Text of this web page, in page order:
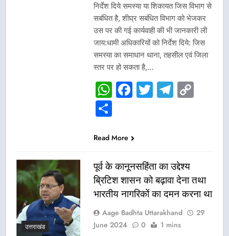
निर्देश दिये समस्या या शिकायत जिस विभाग से
सबंधित है, शीघ्र सबंधित विभाग को भेजकर
उस पर की गई कार्यवाही की भी जानकारी ली
जाय:धामी अधिकारियों को निर्देश दिये: जिस
समस्या का समाधान थाना, तहसील एवं जिला
स्तर पर हो सकता है,…
WhatsApp
Facebook
Twitter
Share
Read More
उत्तराखंड
पूर्व के कानूनसहिंता का उद्देश्य
ब्रिटिश शासन को बढ़ावा देना तथा
भारतीय नागरिकों का दमन करना था
Aage Badhta Uttarakhand
29
June 2024
0 1 mins